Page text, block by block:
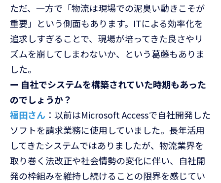
ただ、一方で「物流は現場での泥臭い動きこそが
重要」という側面もあります。ITによる効率化を
追求しすぎることで、現場が培ってきた良さやリ
ズムを崩してしまわないか、という葛藤もありま
した。
ー 自社でシステムを構築されていた時期もあった
のでしょうか？
福田さん ：以前はMicrosoft Accessで自社開発した
ソフトを請求業務に使用していました。長年活用
してきたシステムではありましたが、物流業界を
取り巻く法改正や社会情勢の変化に伴い、自社開
発の枠組みを維持し続けることの限界を感じてい